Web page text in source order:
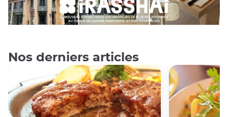
Nos derniers articles